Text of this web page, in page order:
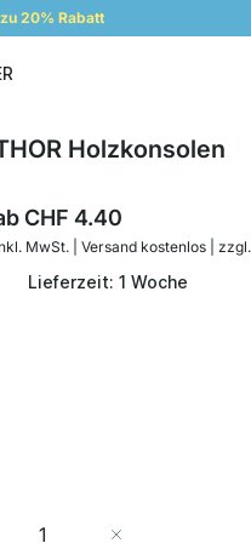
20% Rabatt
Holzkonsolen
CHF 4.40
MwSt. | Versand kostenlos |
Lieferzeit: 1 Woche
Menge